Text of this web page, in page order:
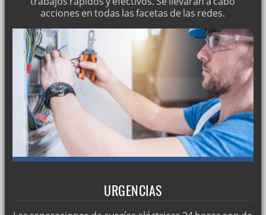
acciones en todas las facetas de las redes.
URGENCIAS